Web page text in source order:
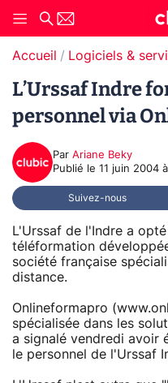
Accueil Logiciels &
L’Urssaf Indre
personnel via
Par Ariane Beky
Publié le 11 juin 2004
Suivez-nous
L'Urssaf de l'Indre a
téléformation
société française
distance.
Onlineformapro
spécialisée dans les
a signalé vendredi avoir
le personnel de l'Urssaf